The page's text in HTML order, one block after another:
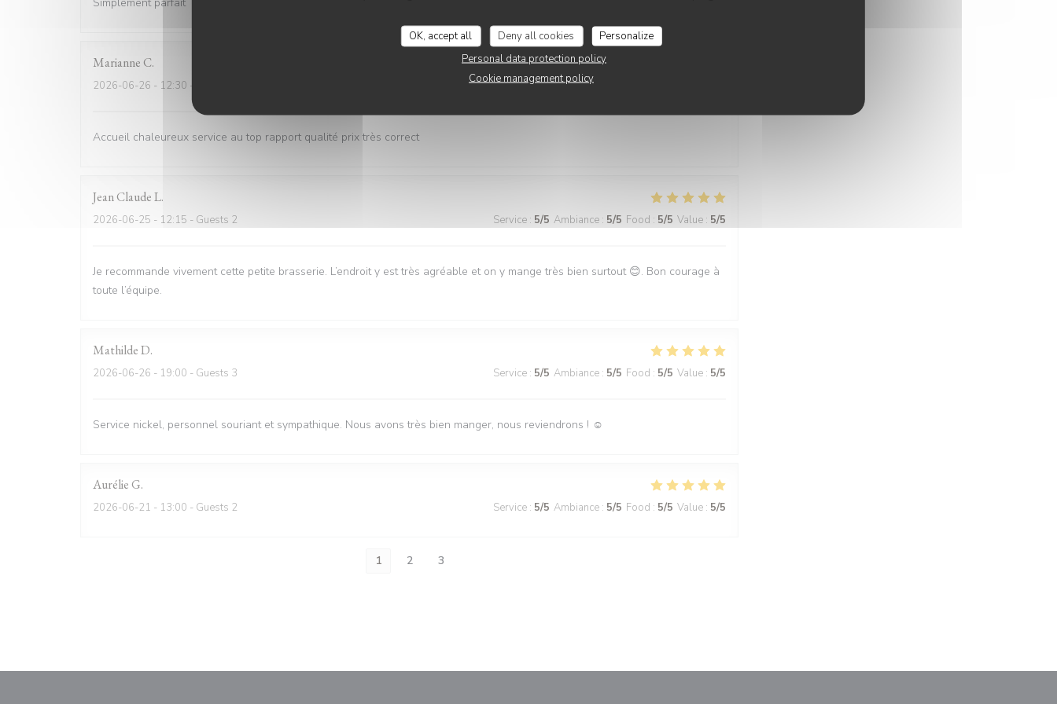
OK, accept all Deny all cookies
Personalize
Personal data protection policy
Cookie management policy
Marianne C
2026-06-26 - 12:30 - Guests 6 Service: 5/5 Ambiance
Accueil chaleureux service au top rapport qualité prix très correct
Jean ClaudeL
2026-06-25 - 12:15 - Guests 2 Service : 5/5 Ambiance : 5/5 Food : 5/5 Value : 5/5
Je recommande vivement cette petite brasserie. L’endroit y est très agréable et on y mange très bien surtout 😊. Bon courage à
toute l’équipe.
MathildeD
2026-06-26 - 19:00 - Guests 3 Service : 5/5 Ambiance : 5/5 Food : 5/5 Value : 5/5
Service nickel, personnel souriant et sympathique. Nous avons très bien manger, nous reviendrons ! ☺️
AurélieG
2026-06-21 - 13:00 - Guests 2 Service : 5/5 Ambiance : 5/5 Food : 5/5 Value : 5/5
1 2 3